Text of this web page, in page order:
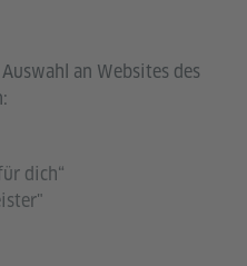
an Websites des
dich“